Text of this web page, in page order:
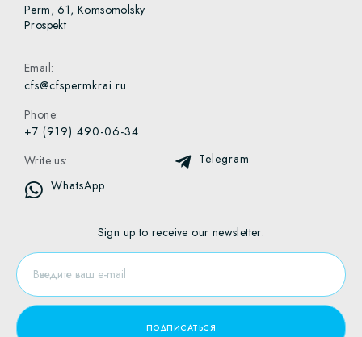
Perm, 61, Komsomolsky
Prospekt
Email:
cfs@cfspermkrai.ru
Phone:
+7 (919) 490-06-34
Write us:
Telegram
WhatsApp
Sign up to receive our newsletter: